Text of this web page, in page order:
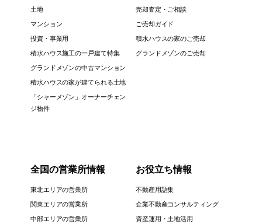
土地
マンション
投資・事業用
積水ハウス施工の一戸建て特集
グランドメゾンの中古マンション
積水ハウスの家が建てられる土地
「シャーメゾン」オーナーチェン
ジ物件
売却査定・ご相談
ご売却ガイド
積水ハウスの家のご売却
グランドメゾンのご売却
全国の営業所情報
東北エリアの営業所
関東エリアの営業所
中部エリアの営業所
お役立ち情報
不動産用語集
企業不動産コンサルティング
資産運用・土地活用